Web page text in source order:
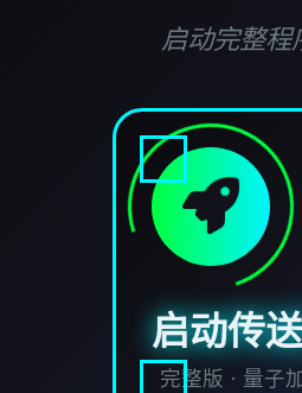
启动完整程
启动传
完整版 · 量子